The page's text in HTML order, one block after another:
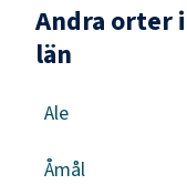
Andra orter
län
Ale
Åmål